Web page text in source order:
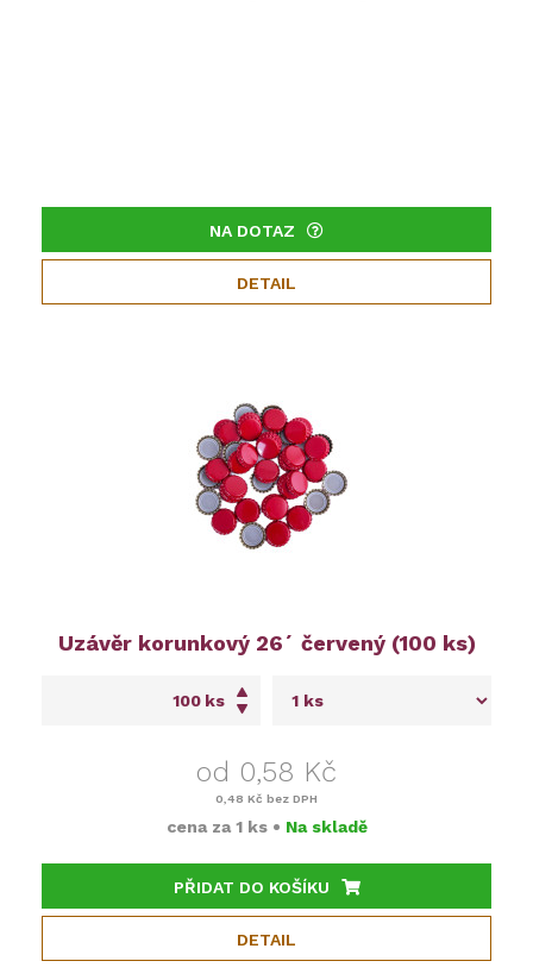
NA DOTAZ
DETAIL
Uzávěr korunkový 26´ červený (100 ks)
ks
od 0,58 Kč
0,48 Kč bez DPH
cena za 1 ks • Na skladě
PŘIDAT DO KOŠÍKU
DETAIL